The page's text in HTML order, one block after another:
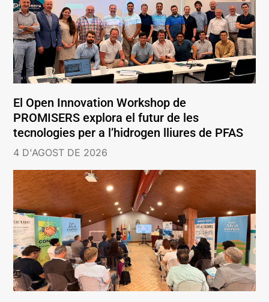
El Open Innovation Workshop de
PROMISERS explora el futur de les
tecnologies per a l’hidrogen lliures de PFAS
4 D'AGOST DE 2026